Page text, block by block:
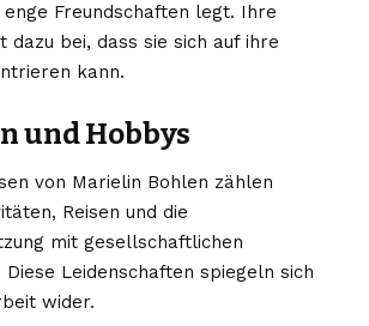
enge Freundschaften legt. Ihre
dazu bei, dass sie sich auf ihre
kann.
und Hobbys
von Marielin Bohlen zählen
Reisen und die
mit gesellschaftlichen
Leidenschaften spiegeln sich
wider.